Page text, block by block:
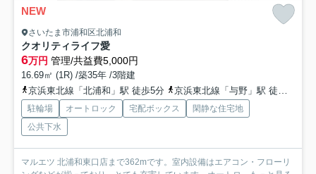
NEW
さいたま市浦和区北浦和
クオリティライフ愛
6万円 管理/共益費5,000円
16.69㎡ (1R) /築35年 /3階建
京浜東北線「北浦和」駅 徒歩5分
京浜東北線「与野」駅 徒歩19分
駐輪場 オートロック 宅配ボックス
閑静な住宅地
公共下水
マルエツ 北浦和東口店まで362mです。室内設備はエアコン・フローリ